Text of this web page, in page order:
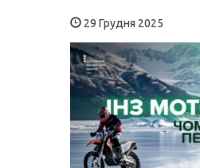
29 Грудня 2025